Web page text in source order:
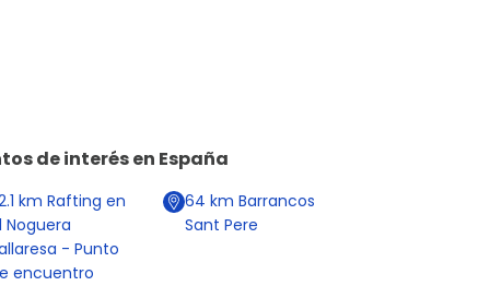
de interés en España
km Rafting en
Noguera
- Punto
encuentro
64km Barrancos
Sant Pere